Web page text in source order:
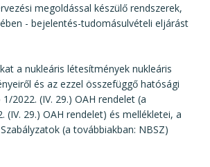
megoldással készülő rendszerek,
- bejelentés-tudomásulvételi eljárást
a nukleáris létesítmények nukleáris
és az ezzel összefüggő hatósági
2022. (IV. 29.) OAH rendelet (a
(IV. 29.) OAH rendelet) és mellékletei, a
(a továbbiakban: NBSZ)